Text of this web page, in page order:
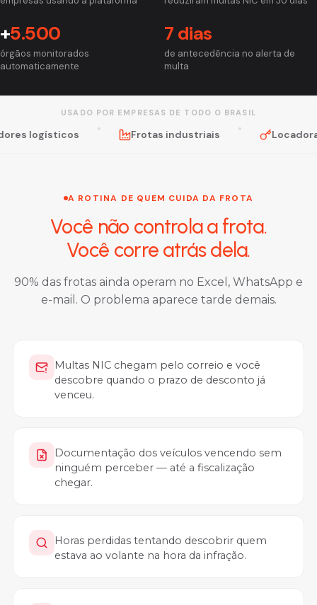
+5.500
órgãos monitorados
automaticamente
7 dias
de antecedência no alerta de
multa
USADO POR EMPRESAS DE TODO O BRASIL
logísticos Frotas industriais Locadoras
A ROTINA DE QUEM CUIDA DA FROTA
Você não controla a frota.
Você corre atrás dela.
90% das frotas ainda operam no Excel, WhatsApp e
e-mail. O problema aparece tarde demais.
Multas NIC chegam pelo correio e você
descobre quando o prazo de desconto já
venceu.
Documentação dos veículos vencendo sem
ninguém perceber — até a fiscalização
chegar.
Horas perdidas tentando descobrir quem
estava ao volante na hora da infração.